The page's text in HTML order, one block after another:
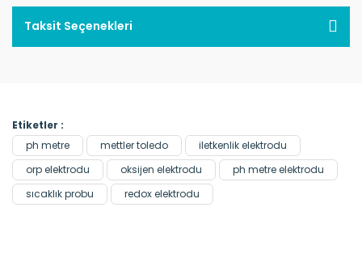
Taksit Seçenekleri
Etiketler :
ph metre
mettler toledo
iletkenlik elektrodu
orp elektrodu
oksijen elektrodu
ph metre elektrodu
sıcaklık probu
redox elektrodu